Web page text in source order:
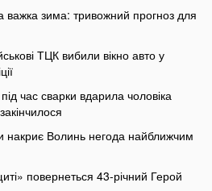
важка зима: тривожний прогноз для
ТЦК вибили вікно авто у
час сварки вдарила чоловіка
накриє Волинь негода найближчим
повернеться 43-річний Герой